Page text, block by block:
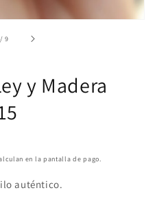
/de
9
y Madera
en la pantalla de pago.
auténtico.